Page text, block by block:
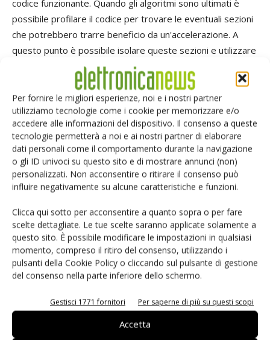
Per fornire le migliori esperienze, noi e i nostri partner
utilizziamo tecnologie come i cookie per memorizzare e/o
accedere alle informazioni del dispositivo. Il consenso a queste
tecnologie permetterà a noi e ai nostri partner di elaborare
dati personali come il comportamento durante la navigazione
o gli ID univoci su questo sito e di mostrare annunci (non)
personalizzati. Non acconsentire o ritirare il consenso può
influire negativamente su alcune caratteristiche e funzioni.
Clicca qui sotto per acconsentire a quanto sopra o per fare
scelte dettagliate. Le tue scelte saranno applicate solamente a
questo sito. È possibile modificare le impostazioni in qualsiasi
momento, compreso il ritiro del consenso, utilizzando i
pulsanti della Cookie Policy o cliccando sul pulsante di gestione
del consenso nella parte inferiore dello schermo.
Gestisci 1771 fornitori Per saperne di più su questi scopi
Accetta
codice funzionante. Quando gli algoritmi sono ultimati è
possibile profilare il codice per trovare le eventuali sezioni
che potrebbero trarre beneficio da un'accelerazione. A
questo punto è possibile isolare queste sezioni e utilizzare
delle simulazioni veloci per generare automaticamente e in
modo accurato dei kernel di accelerazione. Le simulazioni
veloci possono essere utilizzate per il debug e per
ottimizzare la quantità dell'accelerazione mentre si lavora a
livello architettonico. L'applicazione collaudata è così pronta
per essere trasportata sul sistema host/Fpga. L'ambiente
di sviluppo SDAccel supporta tutte queste attività da un
unico cruscotto. Le librerie SDAccel contribuiscono in modo
sostanziale a mantenere un approccio di sviluppo simile a
quello del mondo Cpu/Gpu. Esse includono librerie di
matematica di base e librerie a più alta produttività, quali
Blas, OpenCV e Dsp. Le librerie sono scritte in C++ (e non
in Rtl), in modo che possano essere utilizzate direttamente
durante tutte le fasi di sviluppo e debugging. All'inizio di un
Essendo scritte in C++, le librerie SDAccel devono
semplicemente essere compilate insieme al codice
applicativo della Cpu target (creando di un prototipo